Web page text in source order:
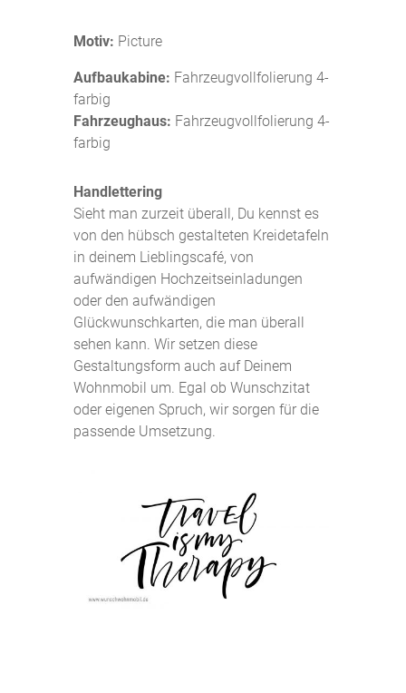
Motiv: Picture
Aufbaukabine: Fahrzeugvollfolierung 4-
farbig
Fahrzeughaus: Fahrzeugvollfolierung 4-
farbig
Handlettering
Sieht man zurzeit überall, Du kennst es
von den hübsch gestalteten Kreidetafeln
in deinem Lieblingscafé, von
aufwändigen Hochzeitseinladungen
oder den aufwändigen
Glückwunschkarten, die man überall
sehen kann. Wir setzen diese
Gestaltungsform auch auf Deinem
Wohnmobil um. Egal ob Wunschzitat
oder eigenen Spruch, wir sorgen für die
passende Umsetzung.